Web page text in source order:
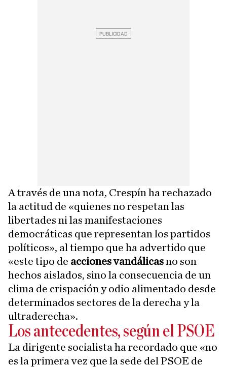
A través de una nota, Crespín ha rechazado
la actitud de «quienes no respetan las
libertades ni las manifestaciones
democráticas que representan los partidos
políticos», al tiempo que ha advertido que
«este tipo de acciones vandálicasno son
hechos aislados, sino la consecuencia de un
clima de crispación y odio alimentado desde
determinados sectores de la derecha y la
ultraderecha».
Los antecedentes, según el PSOE
La dirigente socialista ha recordado que «no
es la primera vez que la sede del PSOE de